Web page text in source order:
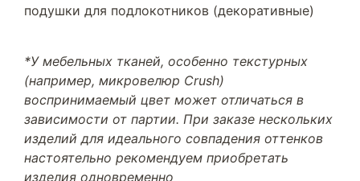
подушки для подлокотников (декоративные)
*У мебельных тканей, особенно текстурных
(например, микровелюр Crush)
воспринимаемый цвет может отличаться в
зависимости от партии. При заказе нескольких
изделий для идеального совпадения оттенков
настоятельно рекомендуем приобретать
изделия одновременно